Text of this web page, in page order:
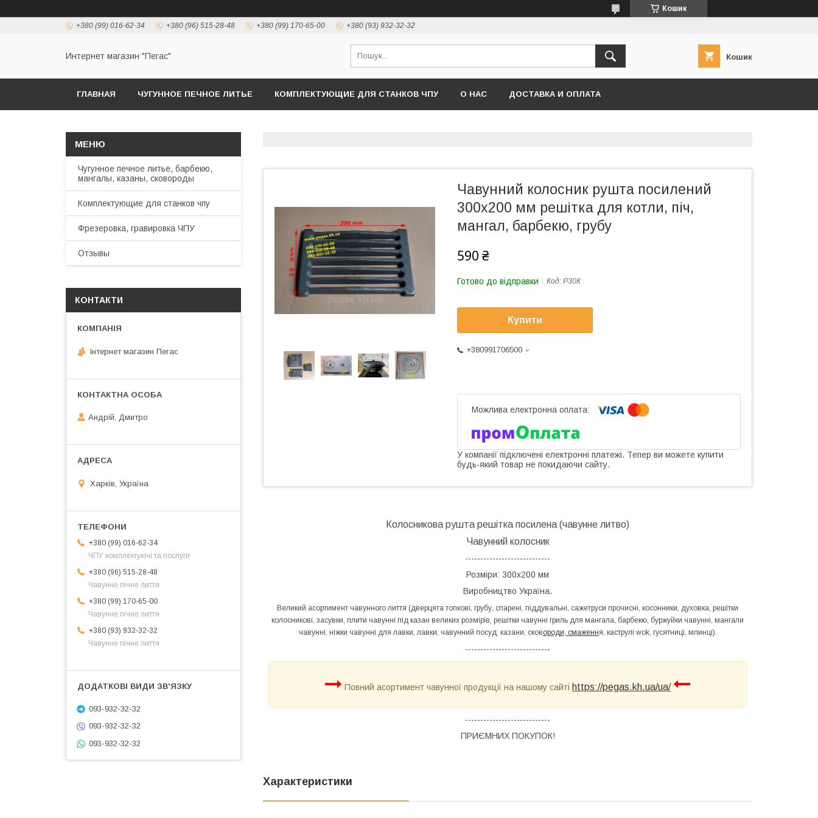
Кошик
+380 (99) 016-62-34 +380 (96) 515-28-48 +380 (99) 170-65-00 +380 (93) 932-32-32
Интернет магазин "Пегас" Кошик
ГЛАВНАЯ ЧУГУННОЕ ПЕЧНОЕ ЛИТЬЕ КОМПЛЕКТУЮЩИЕ ДЛЯ СТАНКОВ ЧПУ О НАС ДОСТАВКА И ОПЛАТА
Чавунний колосник рушта посилений
300х200 мм решітка для котли, піч,
мангал, барбекю, грубу
590 ₴
Готово до відправки Код: Р30К
Купити
+380991706500
У компанії підключені електронні платежі. Тепер ви можете купити
будь-який товар не покидаючи сайту.
Колосникова рушта решітка посилена (чавунне литво)
Чавунний колосник
----------------------------
Розміри: 300х200 мм
Виробництво Україна.
Великий асортимент чавунного лиття (дверцята топкові, грубу, спарені, піддувальні, сажетруси прочисні, косонники, духовка, решітки
колосникові, засувки, плити чавунні під казан великих розмірів, решітки чавунні гриль для мангала, барбекю, буржуйки чавунні, мангали
чавунні, ніжки чавунні для лавки, лавки, чавунний посуд: казани, сковороди, смаження, каструлі wok, гусятниці, млинці).
----------------------------
Повний асортимент чавунної продукції на нашому сайті https://pegas.kh.ua/ua/
----------------------------
ПРИЄМНИХ ПОКУПОК!
Характеристики
Чугунное печное литье, барбекю,
мангалы, казаны, сковороды
Комплектующие для станков чпу
Фрезеровка, гравировка ЧПУ
Отзывы
КОНТАКТИ
Інтернет магазин Пегас
Андрій, Дмитро
Харків, Україна
+380 (99) 016-62-34
ЧПУ комплектуючі та послуги
+380 (96) 515-28-48
Чавунне пічне лиття
+380 (99) 170-65-00
Чавунне пічне лиття
+380 (93) 932-32-32
Чавунне пічне лиття
093-932-32-32
093-932-32-32
093-932-32-32